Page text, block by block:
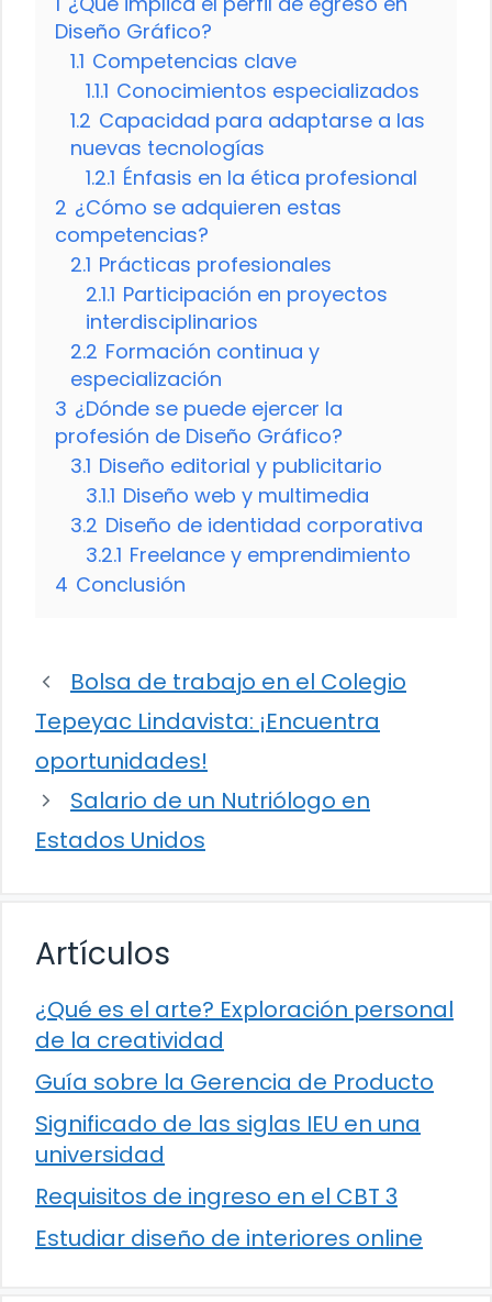
Diseño Gráfico?
1.1 Competencias clave
1.1.1 Conocimientos especializados
1.2 Capacidad para adaptarse a las
nuevas tecnologías
1.2.1 Énfasis en la ética profesional
2 ¿Cómo se adquieren estas
competencias?
2.1 Prácticas profesionales
2.1.1 Participación en proyectos
interdisciplinarios
2.2 Formación continua y
especialización
3 ¿Dónde se puede ejercer la
profesión de Diseño Gráfico?
3.1 Diseño editorial y publicitario
3.1.1 Diseño web y multimedia
3.2 Diseño de identidad corporativa
3.2.1 Freelance y emprendimiento
4 Conclusión
Bolsa de trabajo en el Colegio
Tepeyac Lindavista: ¡Encuentra
oportunidades!
Salario de un Nutriólogo en
Estados Unidos
Artículos
¿Qué es el arte? Exploración personal
de la creatividad
Guía sobre la Gerencia de Producto
Significado de las siglas IEU en una
universidad
Requisitos de ingreso en el CBT 3
Estudiar diseño de interiores online